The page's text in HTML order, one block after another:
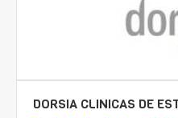
DORSIA CLINICAS DE